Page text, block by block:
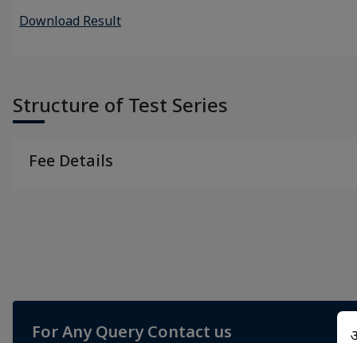
Download Result
Structure of Test Series
Fee Details
For Any Query Contact us